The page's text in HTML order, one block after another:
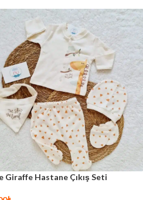
Giraffe Hastane Çıkış Seti